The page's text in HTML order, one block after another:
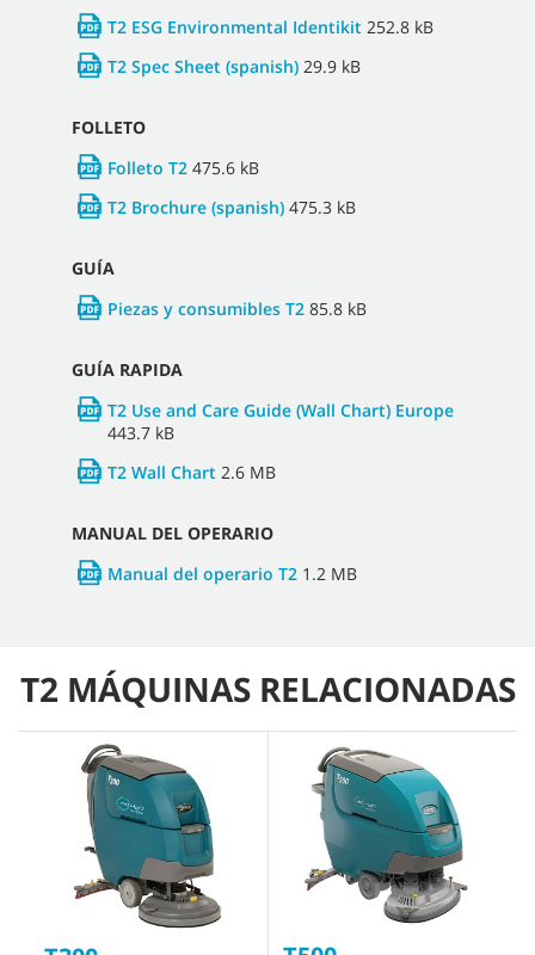
T2 ESG Environmental Identikit 252.8 kB
T2 Spec Sheet (spanish) 29.9 kB
FOLLETO
Folleto T2 475.6 kB
T2 Brochure (spanish) 475.3 kB
GUÍA
Piezas y consumibles T2 85.8 kB
GUÍA RAPIDA
T2 Use and Care Guide (Wall Chart) Europe
443.7 kB
T2 Wall Chart 2.6 MB
MANUAL DEL OPERARIO
Manual del operario T2 1.2 MB
T2 MÁQUINAS RELACIONADAS